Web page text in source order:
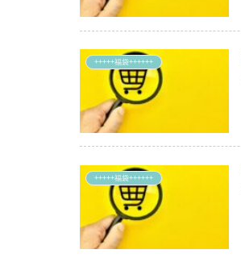
+++++福袋++++++
+++++福袋++++++